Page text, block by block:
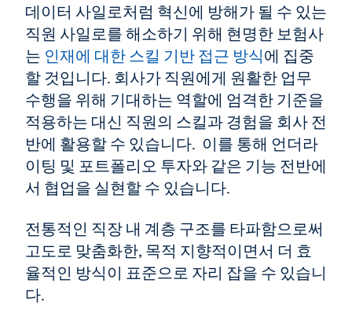
데이터 사일로처럼 혁신에 방해가 될 수 있는
직원 사일로를 해소하기 위해 현명한 보험사
는 인재에 대한 스킬 기반 접근 방식에 집중
할 것입니다. 회사가 직원에게 원활한 업무
수행을 위해 기대하는 역할에 엄격한 기준을
적용하는 대신 직원의 스킬과 경험을 회사 전
반에 활용할 수 있습니다. 이를 통해 언더라
이팅 및 포트폴리오 투자와 같은 기능 전반에
서 협업을 실현할 수 있습니다.
전통적인 직장 내 계층 구조를 타파함으로써
고도로 맞춤화한, 목적 지향적이면서 더 효
율적인 방식이 표준으로 자리 잡을 수 있습니
다.